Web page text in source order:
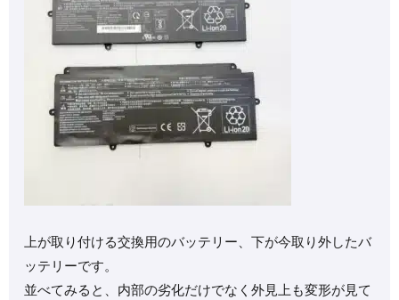
上が取り付ける交換用のバッテリー、下が今取り外したバ
ッテリーです。
並べてみると、内部の劣化だけでなく外見上も変形が見て